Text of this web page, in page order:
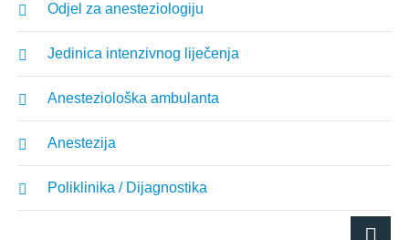
Odjel za anesteziologiju
Jedinica intenzivnog liječenja
Anesteziološka ambulanta
Anestezija
Poliklinika / Dijagnostika